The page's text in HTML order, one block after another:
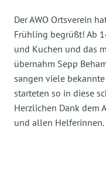
Der AWO Ortsverein
Frühling begrüßt! Ab
und Kuchen und das
übernahm Sepp
sangen viele
starteten so in diese
Herzlichen Dank dem
und allen Helferinnen.